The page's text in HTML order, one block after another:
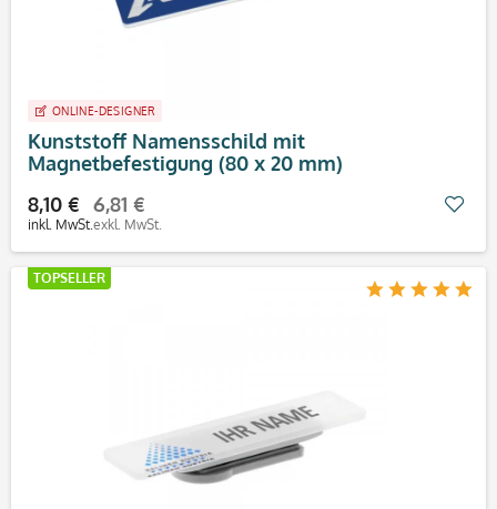
ONLINE-DESIGNER
Kunststoff Namensschild mit
Magnetbefestigung (80 x 20 mm)
8,10 €
inkl. MwSt.
6,81 €
exkl. MwSt.
TOPSELLER